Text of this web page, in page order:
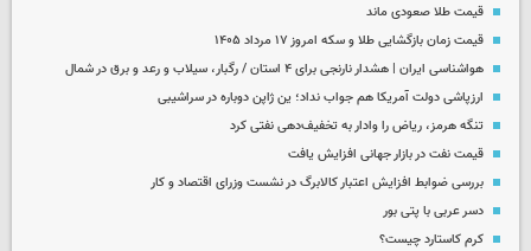
قیمت طلا صعودی ماند
قیمت زمان بازگشایی طلا و سکه امروز ۱۷ مرداد ۱۴۰۵
هواشناسی ایران | هشدار نارنجی برای ۴ استان / رگبار، سیلاب و رعد و برق در شمال
ارزپاشی دولت آمریکا هم جواب نداد؛ ین ژاپن دوباره در سراشیبی
تنگه هرمز، ریاض را وادار به تخفیف‌دهی نفتی کرد
قیمت نفت در بازار جهانی افزایش یافت
بررسی ضوابط افزایش اعتبار کالابرگ در نشست وزرای اقتصاد و کار
دسر عربی با پتی بور
کرم کاستارد چیست؟